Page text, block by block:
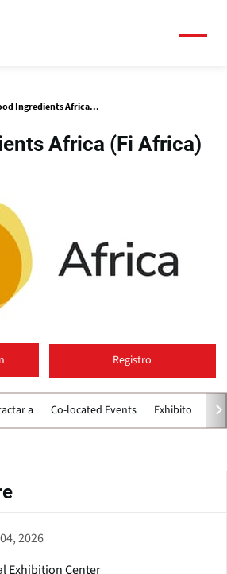
Ingredients Africa...
Africa (Fi Africa)
Registro
a Co-located Events Exhibitors
2026
Exhibition Center